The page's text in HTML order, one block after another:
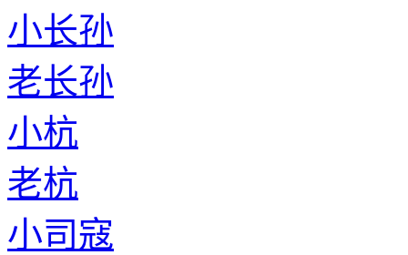
小长孙
老长孙
小杭
老杭
小司寇